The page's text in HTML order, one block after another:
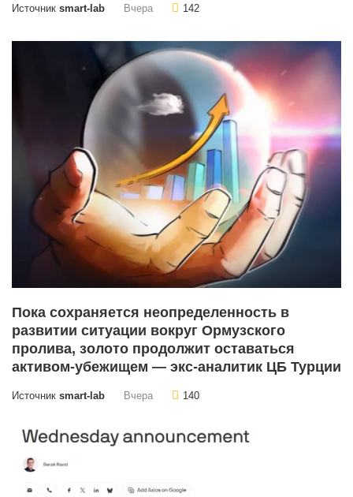
Источник smart-lab Вчера 142
Пока сохраняется неопределенность в
развитии ситуации вокруг Ормузского
пролива, золото продолжит оставаться
активом-убежищем — экс-аналитик ЦБ Турции
Источник smart-lab Вчера 140